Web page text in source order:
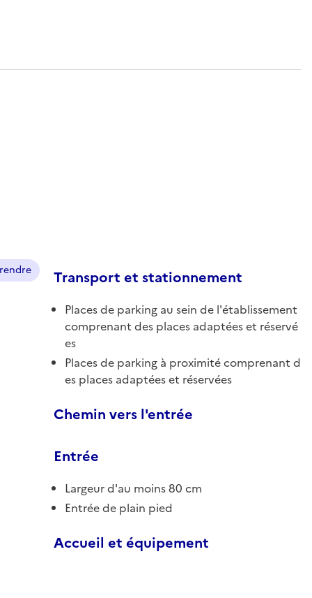
Transport et stationnement
Places de parking au sein de l'établissement
comprenant des places adaptées et réservé
es
Places de parking à proximité comprenant d
es places adaptées et réservées
Chemin vers l'entrée
Entrée
Largeur d'au moins 80 cm
Entrée de plain pied
Accueil et équipement